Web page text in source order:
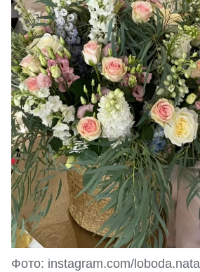
Фото: instagram.com/loboda.nata